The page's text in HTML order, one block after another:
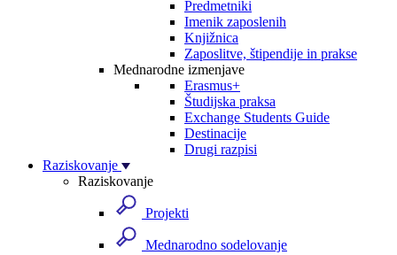
Predmetniki
Imenik zaposlenih
Knjižnica
Zaposlitve, štipendije in prakse
Mednarodne izmenjave
Erasmus+
Študijska praksa
Exchange Students Guide
Destinacije
Drugi razpisi
Raziskovanje
Raziskovanje
Projekti
Mednarodno sodelovanje